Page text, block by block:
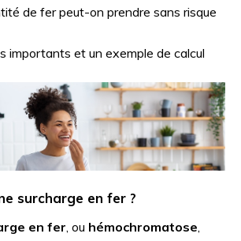
de fer peut-on prendre sans risque
importants et un exemple de calcul
surcharge en fer ?
en fer , ou hémochromatose